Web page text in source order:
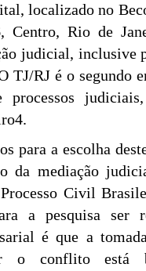
localizado no
Centro, Rio de
judicial, inclusive
TJ/RJ é o segundo
processos
para a escolha
da mediação
Civil
a pesquisa ser
é que a
o conflito está